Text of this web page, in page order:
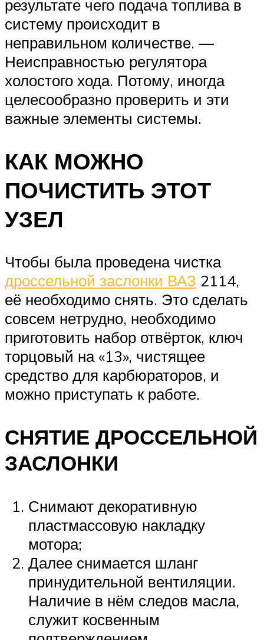
результате чего подача топлива в
систему происходит в
неправильном количестве. —
Неисправностью регулятора
холостого хода. Потому, иногда
целесообразно проверить и эти
важные элементы системы.
КАК МОЖНО
ПОЧИСТИТЬ ЭТОТ
УЗЕЛ
Чтобы была проведена чистка
дроссельной заслонки ВАЗ 2114,
её необходимо снять. Это сделать
совсем нетрудно, необходимо
приготовить набор отвёрток, ключ
торцовый на «13», чистящее
средство для карбюраторов, и
можно приступать к работе.
СНЯТИЕ ДРОССЕЛЬНОЙ
ЗАСЛОНКИ
Снимают декоративную
пластмассовую накладку
мотора;
Далее снимается шланг
принудительной вентиляции.
Наличие в нём следов масла,
служит косвенным